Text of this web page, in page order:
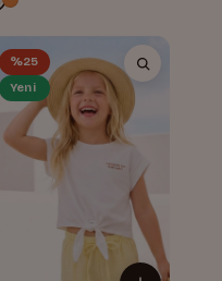
%25
Yeni